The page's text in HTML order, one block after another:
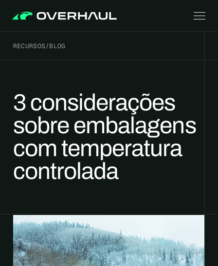
RECURSOS/BLOG
3 considerações
sobre embalagens
com temperatura
controlada